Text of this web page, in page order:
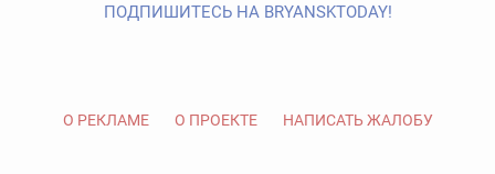
ПОДПИШИТЕСЬ НА BRYANSKTODAY!
О РЕКЛАМЕ О ПРОЕКТЕ НАПИСАТЬ ЖАЛОБУ